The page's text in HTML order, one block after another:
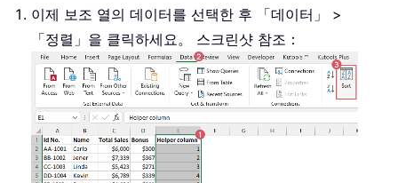
이제 보조 열의 데이터를 선택한 후 「데이터」 >
「정렬」을 클릭하세요。 스크린샷 참조：